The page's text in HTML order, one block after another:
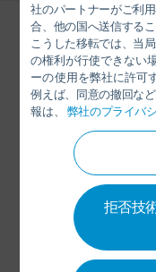
社のパートナーがご利
合、他の国へ送信する
こうした移転では、当
の権利が行使できない
ーの使用を弊社に許可
例えば、同意の撤回な
報は、 弊社のプライバ
拒否技